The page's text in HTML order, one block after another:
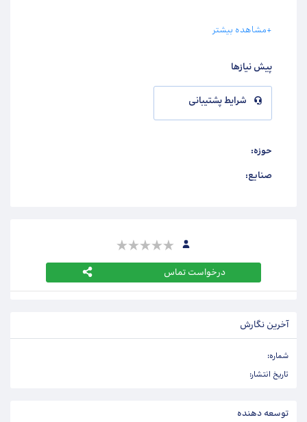
+مشاهده بیشتر
پیش نیازها
شرایط پشتیبانی
حوزه:
صنایع:
درخواست تماس
آخرین نگارش
شماره:
تاریخ انتشار:
توسعه دهنده